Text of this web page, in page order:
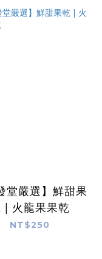
堂嚴選】鮮甜果
乾 | 火龍果果乾
NT$250